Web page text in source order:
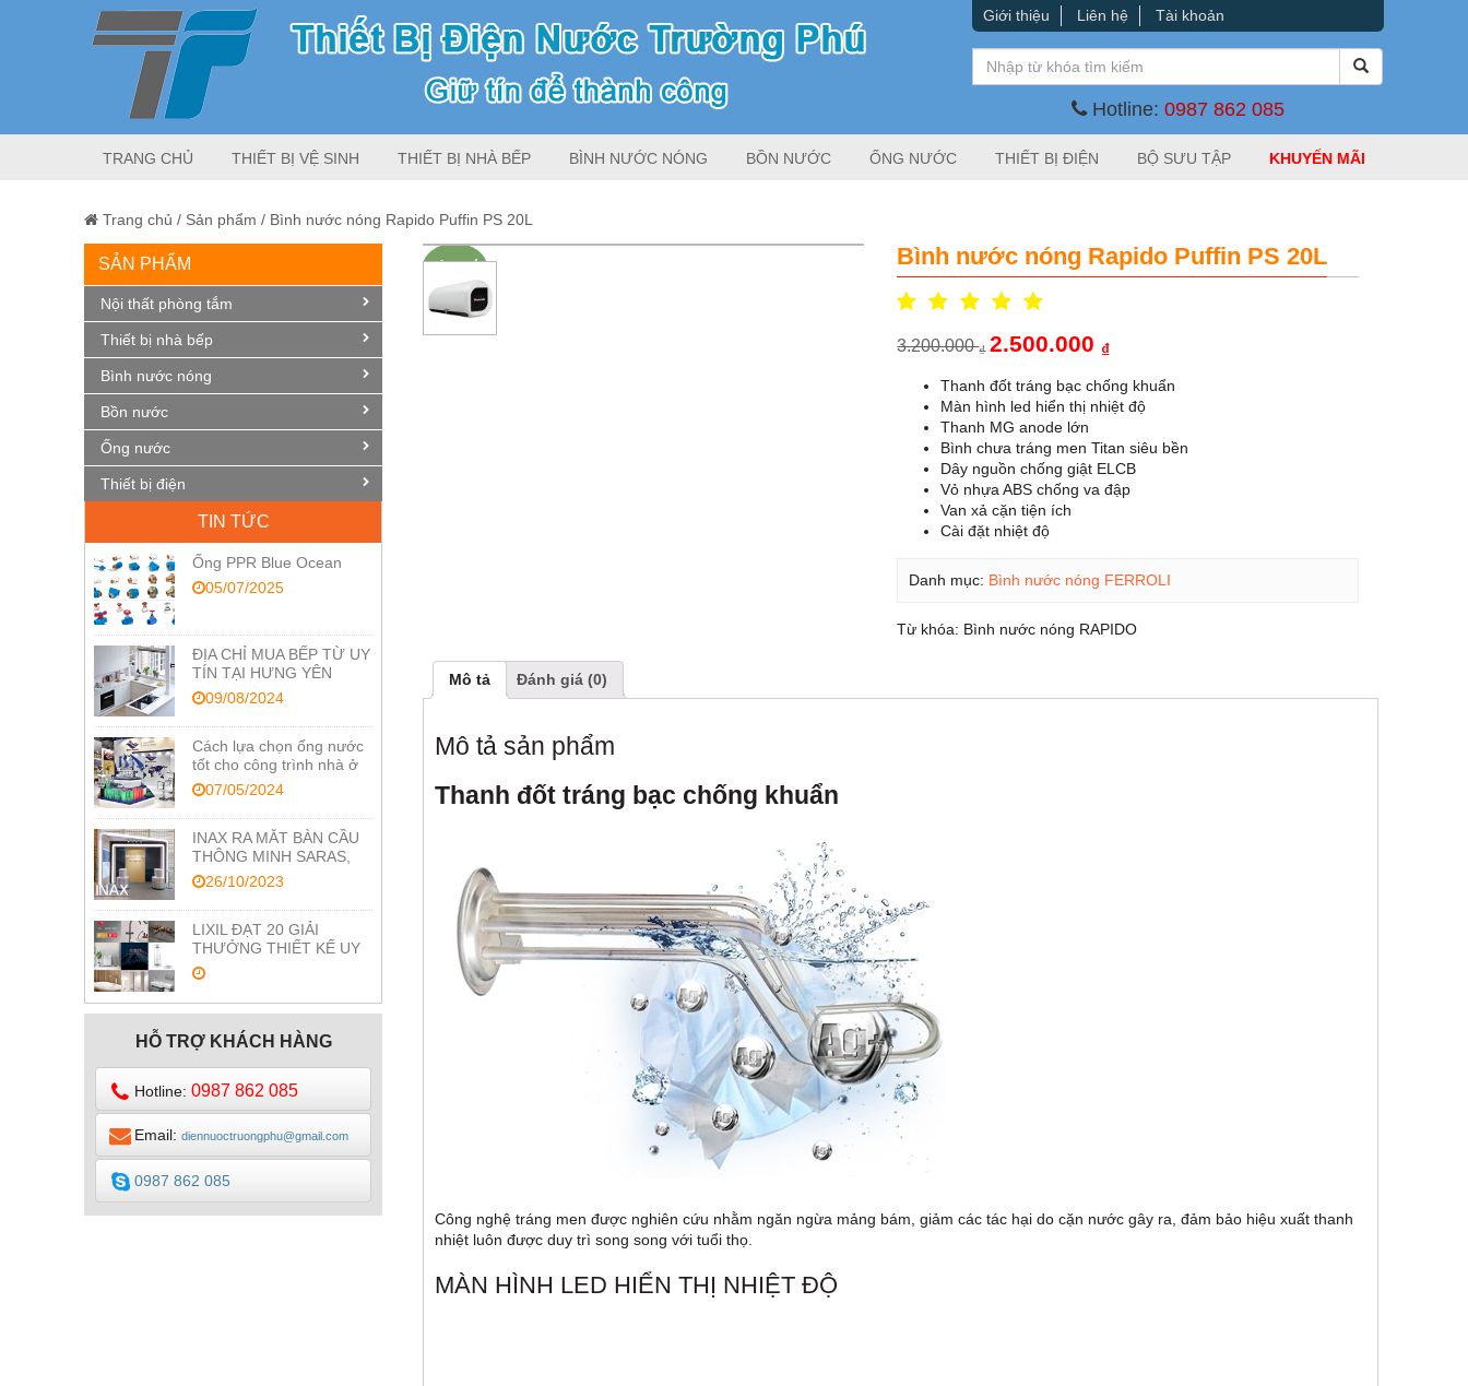
Giới thiệu Liên hệ Tài khoản
Hotline:0987 862 085
TRANG CHỦ THIẾT BỊ VỆ SINH THIẾT BỊ NHÀ BẾP BÌNH NƯỚC NÓNG BỒN NƯỚC ỐNG NƯỚC THIẾT BỊ ĐIỆN BỘ SƯU TẬP KHUYẾN MÃI
Trang chủ / Sản phẩm / Bình nước nóng Rapido Puffin PS 20L
SẢN PHẨM
Nội thất phòng tắm
Thiết bị nhà bếp
Bình nước nóng
Bồn nước
Ống nước
Thiết bị điện
TIN TỨC
Ống PPR Blue Ocean
05/07/2025
ĐỊA CHỈ MUA BẾP TỪ UY
TÍN TẠI HƯNG YÊN
09/08/2024
Cách lựa chọn ống nước
tốt cho công trình nhà ở
07/05/2024
INAX RA MẮT BÀN CẦU
THÔNG MINH SARAS,
TỐI ƯU CÔNG NGHỆ
CHĂM SÓC SỨC KHỎE
26/10/2023
LIXIL ĐẠT 20 GIẢI
THƯỞNG THIẾT KẾ UY
TÍN RED DOT VÀ IF
DESIGN
HỖ TRỢ KHÁCH HÀNG
Hotline: 0987 862 085
Email: diennuoctruongphu@gmail.com
0987 862 085
Giảm giá! Bình nước nóng Rapido Puffin PS 20L
3.200.000₫ 2.500.000 ₫
Thanh đốt tráng bạc chống khuẩn
Màn hình led hiển thị nhiệt độ
Thanh MG anode lớn
Bình chưa tráng men Titan siêu bền
Dây nguồn chống giật ELCB
Vỏ nhựa ABS chống va đập
Van xả cặn tiện ích
Cài đặt nhiệt độ
Danh mục: Bình nước nóng FERROLI
Từ khóa: Bình nước nóng RAPIDO
Mô tả Đánh giá (0)
Mô tả sản phẩm
Thanh đốt tráng bạc chống khuẩn
Công nghệ tráng men được nghiên cứu nhằm ngăn ngừa mảng bám, giảm các tác hại do cặn nước gây ra, đảm bảo hiệu xuất thanh
nhiệt luôn được duy trì song song với tuổi thọ.
MÀN HÌNH LED HIỂN THỊ NHIỆT ĐỘ